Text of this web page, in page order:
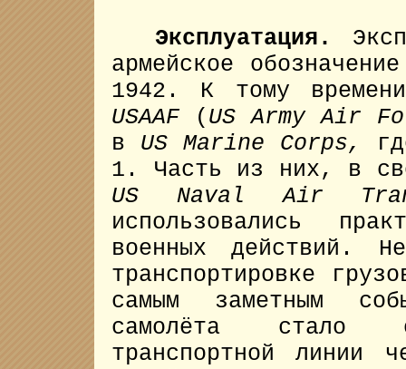
Эксплуатация.
армейское
1942. К тому
USAAF ( US Army Air
в US Marine Corps,
1. Часть из них, в
US Naval Air
использовались
военных действий.
транспортировке
самым заметным
самолёта стало
транспортной